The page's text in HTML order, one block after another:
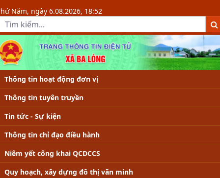
HÌNH ẢNH - Xã Ba Lòng, tỉnh
Năm, ngày 6.08.2026, 18:52
Thông tin hoạt động đơn vị
Thông tin tuyên truyền
Tin tức - Sự kiện
Thông tin chỉ đạo điều hành
Niêm yết công khai QCDCCS
Quy hoạch, xây dựng đô thị văn minh